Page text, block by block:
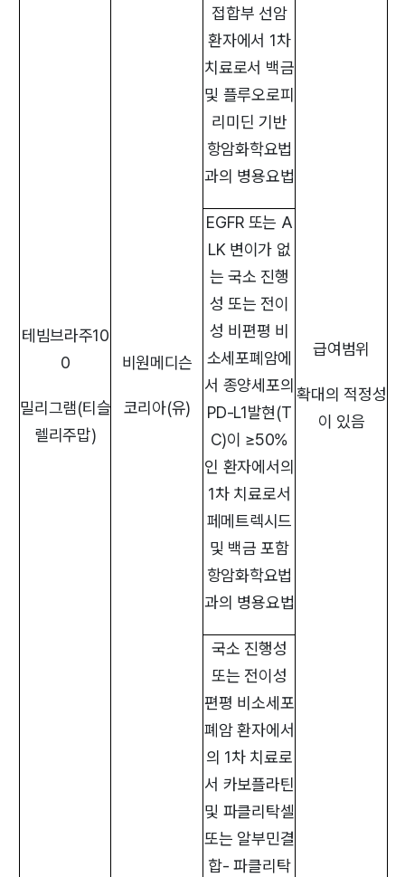
테빔브라주10
0
밀리그램(티슬
렐리주맙)
비원메디슨
코리아(유)
급여범위
확대의 적정성
이 있음
접합부 선암
환자에서 1차
치료로서 백금
및 플루오로피
리미딘 기반
항암화학요법
과의 병용요법
EGFR 또는 A
LK 변이가 없
는 국소 진행
성 또는 전이
성 비편평 비
소세포폐암에
서 종양세포의
PD-L1발현(T
C)이 ≥50%
인 환자에서의
1차 치료로서
페메트렉시드
및 백금 포함
항암화학요법
과의 병용요법
국소 진행성
또는 전이성
편평 비소세포
폐암 환자에서
의 1차 치료로
서 카보플라틴
및 파클리탁셀
또는 알부민결
합- 파클리탁